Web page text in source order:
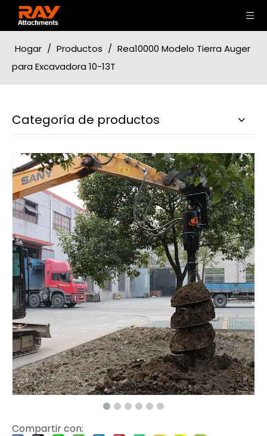
Hogar / Productos / Rea10000 Modelo Tierra Auger
para Excavadora 10-13T
Categoría de productos
Compartir con: